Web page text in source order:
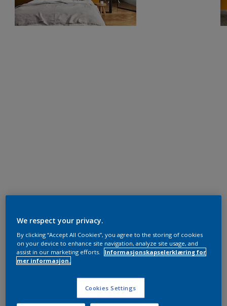
We respect your privacy.
By clicking “Accept All Cookies”, you agree to the storing of cookies
on your device to enhance site navigation, analyze site usage, and
assist in our marketing efforts.
Informasjonskapselerklæring for
mer informasjon.
Cookies Settings